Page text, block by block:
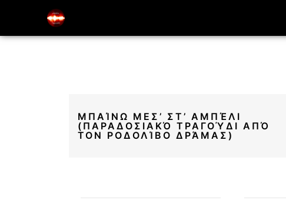
Electric Odysseas
Music Education Blog And Website
ΜΠΑΊΝΩ ΜΕΣ’ ΣΤ’ ΑΜΠΈΛΙ
(ΠΑΡΑΔΟΣΙΑΚΌ ΤΡΑΓΟΎΔΙ ΑΠΌ
ΤΟΝ ΡΟΔΟΛΊΒΟ ΔΡΆΜΑΣ)